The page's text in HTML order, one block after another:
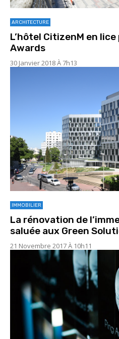
ARCHITECTURE
L’hôtel CitizenM en
Awards
30 Janvier 2018 À 7h13
IMMOBILIER
La rénovation de
saluée aux Green
21 Novembre 2017 À 10h11